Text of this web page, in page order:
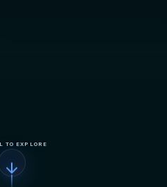
TO EXPLORE